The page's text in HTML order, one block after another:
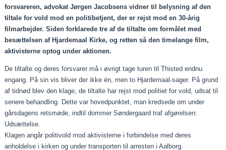
forsvareren, advokat Jørgen Jacobsens vidner til belysning af den
tiltale for vold mod en politibetjent, der er rejst mod en 30-årig
filmarbejder. Siden forklarede tre af de tiltalte om formålet med
besættelsen af Hjardemaal Kirke, og retten så den timelange film,
aktivisterne optog under aktionen.
De tiltalte og deres forsvarer må i øvrigt tage turen til Thisted endnu
engang. På sin vis bliver der ikke én, men to Hjardemaal-sager. På grund
af tidnød blev den klage, de tiltalte har rejst mod politiet for vold, udsat til
senere behandling. Dette var hovedpunktet, man kredsede om under
gårsdagens retsmøde, indtil dommer Søndergaard traf afgørelsen:
Udsættelse.
Klagen angår politivold mod aktivisterne i forbindelse med deres
anholdelse i kirken og under transporten til arresten i Aalborg.